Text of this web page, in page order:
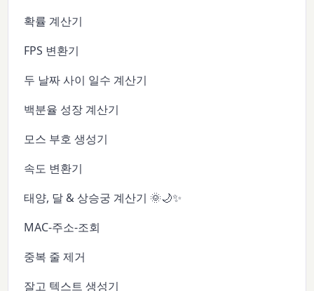
확률 계산기
FPS 변환기
두 날짜 사이 일수 계산기
백분율 성장 계산기
모스 부호 생성기
속도 변환기
태양, 달 & 상승궁 계산기 🌞🌙✨
MAC-주소-조회
중복 줄 제거
잘고 텍스트 생성기